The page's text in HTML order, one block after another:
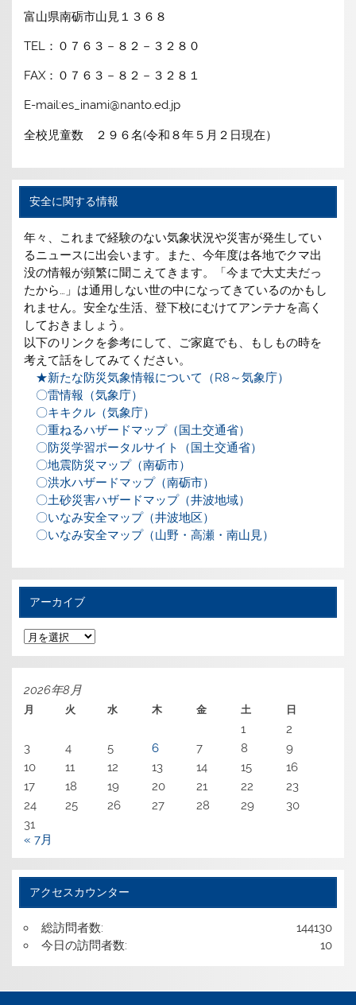
富山県南砺市山見１３６８
TEL：０７６３－８２－３２８０
FAX：０７６３－８２－３２８１
E-mail:es_inami@nanto.ed.jp
全校児童数 ２９６名(令和８年５月２日現在）
安全に関する情報
年々、これまで経験のない気象状況や災害が発生してい
るニュースに出会います。また、今年度は各地でクマ出
没の情報が頻繁に聞こえてきます。「今まで大丈夫だっ
たから…」は通用しない世の中になってきているのかもし
れません。安全な生活、登下校にむけてアンテナを高く
しておきましょう。
以下のリンクを参考にして、ご家庭でも、もしもの時を
考えて話をしてみてください。
★新たな防災気象情報について（R8～気象庁）
〇雷情報（気象庁）
〇キキクル（気象庁）
〇重ねるハザードマップ（国土交通省）
〇防災学習ポータルサイト（国土交通省）
〇地震防災マップ（南砺市）
〇洪水ハザードマップ（南砺市）
〇土砂災害ハザードマップ（井波地域）
〇いなみ安全マップ（井波地区）
〇いなみ安全マップ（山野・高瀬・南山見）
アーカイブ
ア
ー
カ
イ
2026年8月
月 火 水 木 金 土 日
1
2
3
4 5 6 7 8
9
10
11 12 13 14 15
16
17
18 19 20 21 22
23
24
25 26 27 28 29
30
31
« 7月
アクセスカウンター
144130
総訪問者数:
10
今日の訪問者数: